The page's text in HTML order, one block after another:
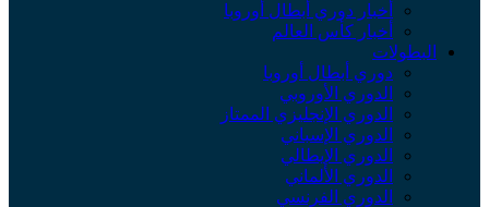
أخبار دوري أبطال أوروبا
أخبار كأس العالم
البطولات
دوري أبطال أوروبا
الدوري الأوروبي
الدوري الإنجليزي الممتاز
الدوري الإسباني
الدوري الإيطالي
الدوري الألماني
الدوري الفرنسي